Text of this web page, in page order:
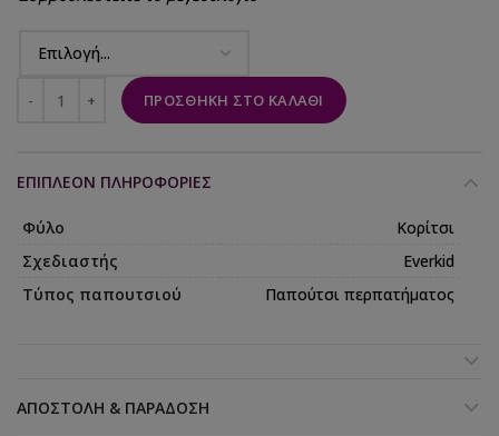
ΠΡΟΣΘΉΚΗ ΣΤΟ ΚΑΛΆΘΙ
ΕΠΙΠΛΈΟΝ ΠΛΗΡΟΦΟΡΊΕΣ
Φύλο
Κορίτσι
Σχεδιαστής
Everkid
Τύπος παπουτσιού
Παπούτσι περπατήματος
ΑΠΟΣΤΟΛΉ & ΠΑΡΆΔΟΣΗ